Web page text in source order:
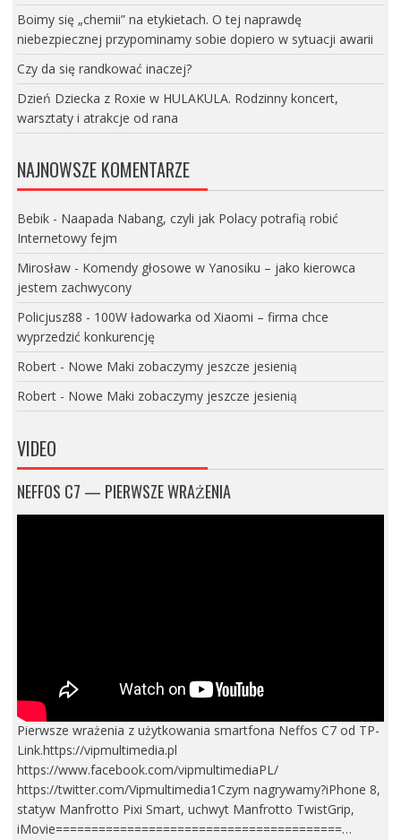
Boimy się „chemii” na etykietach. O tej naprawdę
niebezpiecznej przypominamy sobie dopiero w sytuacji awarii
Czy da się randkować inaczej?
Dzień Dziecka z Roxie w HULAKULA. Rodzinny koncert,
warsztaty i atrakcje od rana
NAJNOWSZE KOMENTARZE
Bebik- Naapada Nabang, czyli jak Polacy potrafią robić
Internetowy fejm
Mirosław- Komendy głosowe w Yanosiku – jako kierowca
jestem zachwycony
Policjusz88 - 100W ładowarka od Xiaomi – firma chce
wyprzedzić konkurencję
Robert- Nowe Maki zobaczymy jeszcze jesienią
Robert- Nowe Maki zobaczymy jeszcze jesienią
VIDEO
NEFFOS C7 — PIERWSZE WRAŻENIA
Pierwsze wrażenia z użytkowania smartfona Neffos C7 od TP-
Link.https://vipmultimedia.pl
https://www.facebook.com/vipmultimediaPL/
https://twitter.com/Vipmultimedia1Czym nagrywamy?iPhone 8,
statyw Manfrotto Pixi Smart, uchwyt Manfrotto TwistGrip,
iMovie========================================…